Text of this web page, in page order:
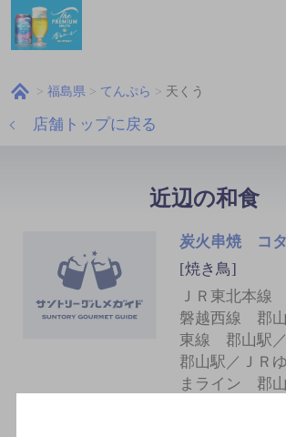
福島県 てんぷら 天くう
店舗トップに戻る
近辺の和食
炭火串焼 コタ
[焼き鳥]
ＪＲ東北本線
磐越西線 郡
東線 郡山駅
郡山駅／ＪＲ
まライン 郡